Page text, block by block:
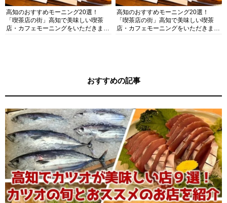
高知のおすすめモーニング20選！
「喫茶店の街」高知で美味しい喫茶
店・カフェモーニングをいただきま
高知のおすすめモーニング20選！
「喫茶店の街」高知で美味しい喫茶
店・カフェモーニングをいただきま
おすすめの記事